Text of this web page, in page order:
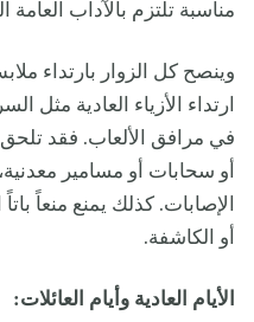
مناسبة تلتزم بالآداب العامة
وينصح كل الزوار بارتداء
ارتداء الأزياء العادية مثل
في مرافق الألعاب. فقد
أو سحابات أو مسامير
الإصابات. كذلك يمنع منعاً
أو الكاشفة.
الأيام العادية وأيام العائلات: